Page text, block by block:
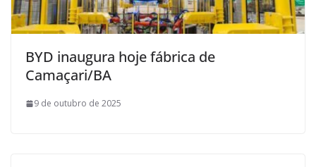
BYD inaugura hoje fábrica de
Camaçari/BA
9 de outubro de 2025